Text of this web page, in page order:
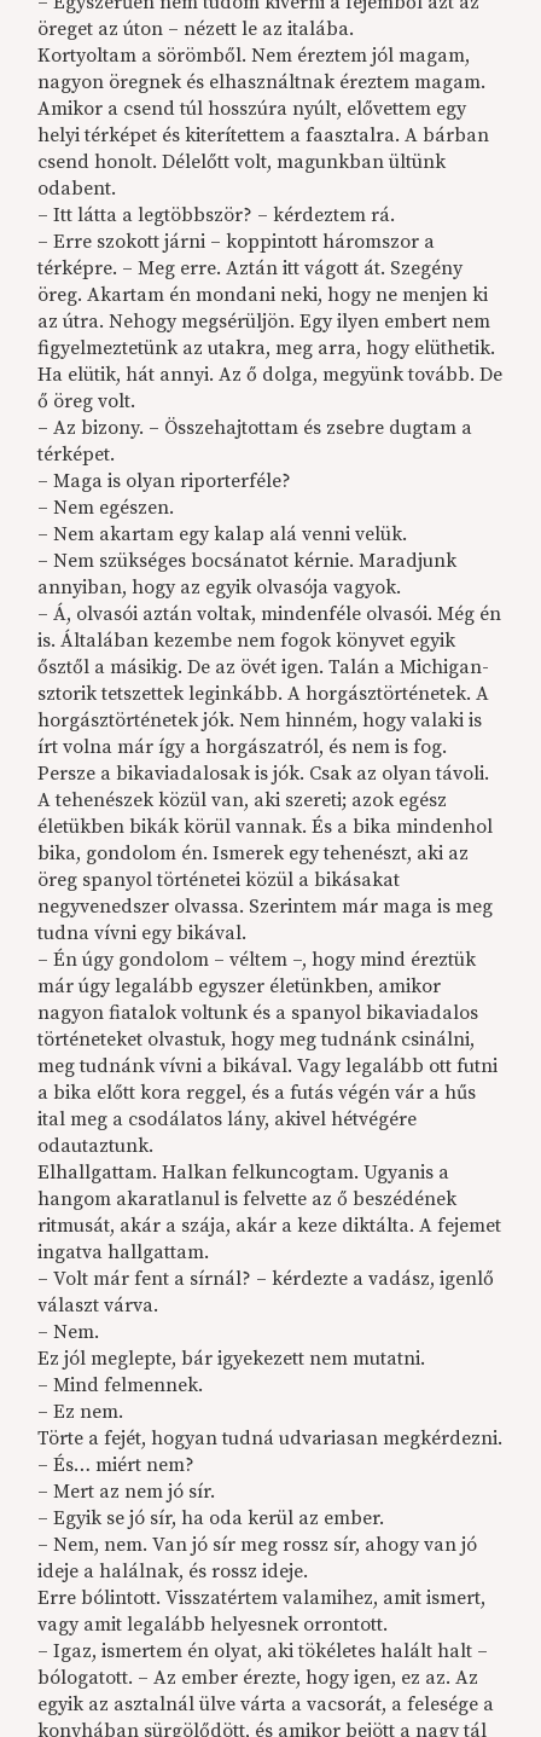
öreget az úton – nézett le az italába.
Kortyoltam a sörömből. Nem éreztem jól magam,
nagyon öregnek és elhasználtnak éreztem magam.
Amikor a csend túl hosszúra nyúlt, elővettem egy
helyi térképet és kiterítettem a faasztalra. A bárban
csend honolt. Délelőtt volt, magunkban ültünk
odabent.
– Itt látta a legtöbbször? – kérdeztem rá.
– Erre szokott járni – koppintott háromszor a
térképre. – Meg erre. Aztán itt vágott át. Szegény
öreg. Akartam én mondani neki, hogy ne menjen ki
az útra. Nehogy megsérüljön. Egy ilyen embert nem
figyelmeztetünk az utakra, meg arra, hogy elüthetik.
Ha elütik, hát annyi. Az ő dolga, megyünk tovább. De
ő öreg volt.
– Az bizony. – Összehajtottam és zsebre dugtam a
térképet.
– Maga is olyan riporterféle?
– Nem egészen.
– Nem akartam egy kalap alá venni velük.
– Nem szükséges bocsánatot kérnie. Maradjunk
annyiban, hogy az egyik olvasója vagyok.
– Á, olvasói aztán voltak, mindenféle olvasói. Még én
is. Általában kezembe nem fogok könyvet egyik
ősztől a másikig. De az övét igen. Talán a Michigan-
sztorik tetszettek leginkább. A horgásztörténetek. A
horgásztörténetek jók. Nem hinném, hogy valaki is
írt volna már így a horgászatról, és nem is fog.
Persze a bikaviadalosak is jók. Csak az olyan távoli.
A tehenészek közül van, aki szereti; azok egész
életükben bikák körül vannak. És a bika mindenhol
bika, gondolom én. Ismerek egy tehenészt, aki az
öreg spanyol történetei közül a bikásakat
negyvenedszer olvassa. Szerintem már maga is meg
tudna vívni egy bikával.
– Én úgy gondolom – véltem –, hogy mind éreztük
már úgy legalább egyszer életünkben, amikor
nagyon fiatalok voltunk és a spanyol bikaviadalos
történeteket olvastuk, hogy meg tudnánk csinálni,
meg tudnánk vívni a bikával. Vagy legalább ott futni
a bika előtt kora reggel, és a futás végén vár a hűs
ital meg a csodálatos lány, akivel hétvégére
odautaztunk.
Elhallgattam. Halkan felkuncogtam. Ugyanis a
hangom akaratlanul is felvette az ő beszédének
ritmusát, akár a szája, akár a keze diktálta. A fejemet
ingatva hallgattam.
– Volt már fent a sírnál? – kérdezte a vadász, igenlő
választ várva.
– Nem.
Ez jól meglepte, bár igyekezett nem mutatni.
– Mind felmennek.
– Ez nem.
Törte a fejét, hogyan tudná udvariasan megkérdezni.
– És… miért nem?
– Mert az nem jó sír.
– Egyik se jó sír, ha oda kerül az ember.
– Nem, nem. Van jó sír meg rossz sír, ahogy van jó
ideje a halálnak, és rossz ideje.
Erre bólintott. Visszatértem valamihez, amit ismert,
vagy amit legalább helyesnek orrontott.
– Igaz, ismertem én olyat, aki tökéletes halált halt –
bólogatott. – Az ember érezte, hogy igen, ez az. Az
egyik az asztalnál ülve várta a vacsorát, a felesége a
konyhában sürgölődött, és amikor bejött a nagy tál